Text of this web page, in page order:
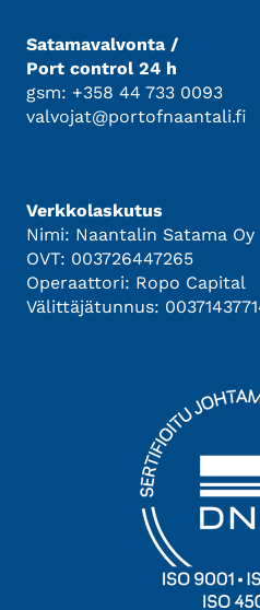
Satamavalvonta /
Port control 24 h
gsm: +358 44 733 0093
valvojat@portofnaantali.fi
Verkkolaskutus
Nimi: Naantalin Satama Oy
OVT: 003726447265
Operaattori: Ropo Capital
Välittäjätunnus: